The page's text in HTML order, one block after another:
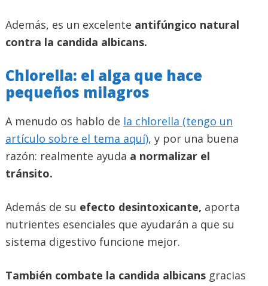
Además, es un excelente antifúngico natural
contra la candida albicans.
Chlorella: el alga que hace
pequeños milagros
A menudo os hablo de la chlorella (tengo un
artículo sobre el tema aquí), y por una buena
razón: realmente ayuda a normalizar el
tránsito.
Además de su efecto desintoxicante, aporta
nutrientes esenciales que ayudarán a que su
sistema digestivo funcione mejor.
También combate la candida albicans gracias